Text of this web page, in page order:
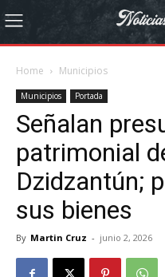
Home Municipios
Municipios Portada
Señalan
patrimonial
Dzidzantún;
sus bienes
By Martin Cruz - junio 2, 2026